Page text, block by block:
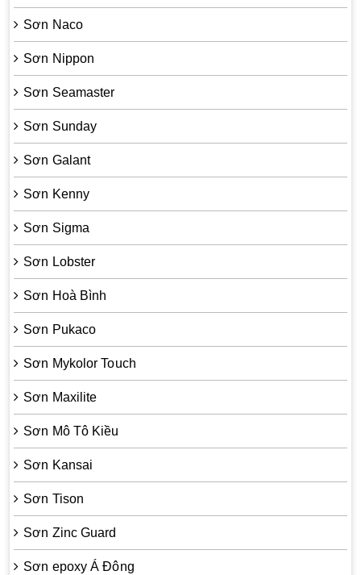
Sơn Naco
Sơn Nippon
Sơn Seamaster
Sơn Sunday
Sơn Galant
Sơn Kenny
Sơn Sigma
Sơn Lobster
Sơn Hoà Bình
Sơn Pukaco
Sơn Mykolor Touch
Sơn Maxilite
Sơn Mô Tô Kiều
Sơn Kansai
Sơn Tison
Sơn Zinc Guard
Sơn epoxy Á Đông